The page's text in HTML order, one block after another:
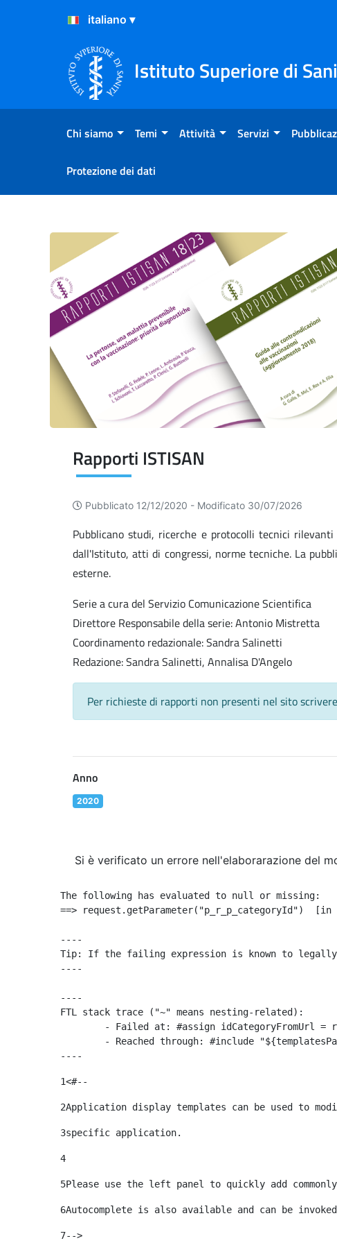
Salta al Contenuto
Salta al Footer
Istituto Superiore di
Chi siamo Temi Attività Servizi
Protezione dei dati
Rapporti ISTISAN
Rapporti ISTISAN
Pubblicato 12/12/2020 - Modificato 30/07/2026
Pubblicano studi, ricerche e protocolli tecnici
dall'Istituto, atti di congressi, norme tecniche. La
esterne.
Serie a cura del Servizio Comunicazione Scientifica
Direttore Responsabile della serie: Antonio Mistretta
Coordinamento redazionale: Sandra Salinetti
Redazione: Sandra Salinetti, Annalisa D'Angelo
Per richieste di rapporti non presenti nel sito
Anno
2020
Si è verificato un errore nell'elaborarazione del
The following has evaluated to null or missing:
==> request.getParameter("p_r_p_categoryId")
----
Tip: If the failing expression is known to legally
----
----
FTL stack trace ("~" means nesting-related):
----
1<#--
2Application display templates can be used to
3specific application.
4
5Please use the left panel to quickly add
6Autocomplete is also available and can be
7-->